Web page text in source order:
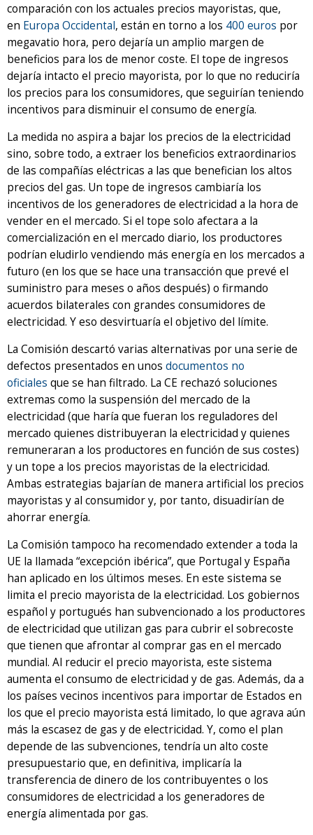
comparación con los actuales precios mayoristas, que,
en Europa Occidental, están en torno a los 400 euros por
megavatio hora, pero dejaría un amplio margen de
beneficios para los de menor coste. El tope de ingresos
dejaría intacto el precio mayorista, por lo que no reduciría
los precios para los consumidores, que seguirían teniendo
incentivos para disminuir el consumo de energía.
La medida no aspira a bajar los precios de la electricidad
sino, sobre todo, a extraer los beneficios extraordinarios
de las compañías eléctricas a las que benefician los altos
precios del gas. Un tope de ingresos cambiaría los
incentivos de los generadores de electricidad a la hora de
vender en el mercado. Si el tope solo afectara a la
comercialización en el mercado diario, los productores
podrían eludirlo vendiendo más energía en los mercados a
futuro (en los que se hace una transacción que prevé el
suministro para meses o años después) o firmando
acuerdos bilaterales con grandes consumidores de
electricidad. Y eso desvirtuaría el objetivo del límite.
La Comisión descartó varias alternativas por una serie de
defectos presentados en unos documentos no
oficiales que se han filtrado. La CE rechazó soluciones
extremas como la suspensión del mercado de la
electricidad (que haría que fueran los reguladores del
mercado quienes distribuyeran la electricidad y quienes
remuneraran a los productores en función de sus costes)
y un tope a los precios mayoristas de la electricidad.
Ambas estrategias bajarían de manera artificial los precios
mayoristas y al consumidor y, por tanto, disuadirían de
ahorrar energía.
La Comisión tampoco ha recomendado extender a toda la
UE la llamada “excepción ibérica”, que Portugal y España
han aplicado en los últimos meses. En este sistema se
limita el precio mayorista de la electricidad. Los gobiernos
español y portugués han subvencionado a los productores
de electricidad que utilizan gas para cubrir el sobrecoste
que tienen que afrontar al comprar gas en el mercado
mundial. Al reducir el precio mayorista, este sistema
aumenta el consumo de electricidad y de gas. Además, da a
los países vecinos incentivos para importar de Estados en
los que el precio mayorista está limitado, lo que agrava aún
más la escasez de gas y de electricidad. Y, como el plan
depende de las subvenciones, tendría un alto coste
presupuestario que, en definitiva, implicaría la
transferencia de dinero de los contribuyentes o los
consumidores de electricidad a los generadores de
energía alimentada por gas.